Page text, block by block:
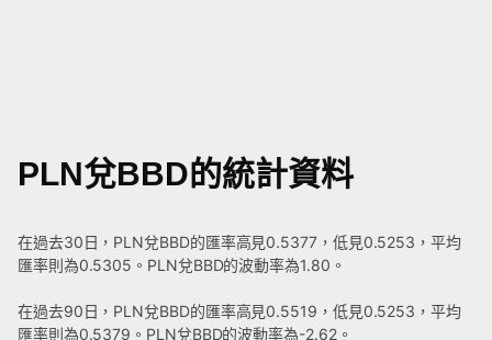
PLN兌BBD的統計資料
在過去30日，PLN兌BBD的匯率高見0.5377，低見0.5253，平均
匯率則為0.5305。PLN兌BBD的波動率為1.80。
在過去90日，PLN兌BBD的匯率高見0.5519，低見0.5253，平均
匯率則為0.5379。PLN兌BBD的波動率為-2.62。